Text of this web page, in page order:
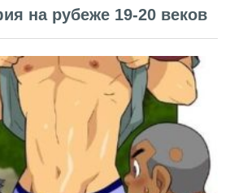
на рубеже 19-20 веков